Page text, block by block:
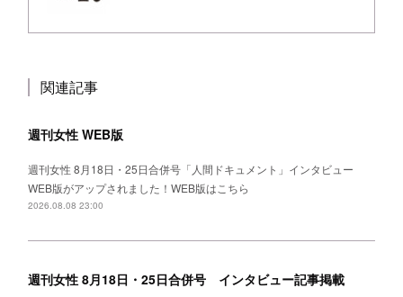
関連記事
週刊女性 WEB版
週刊女性 8月18日・25日合併号「人間ドキュメント」インタビュー
WEB版がアップされました！WEB版はこちら
2026.08.08 23:00
週刊女性 8月18日・25日合併号 インタビュー記事掲載